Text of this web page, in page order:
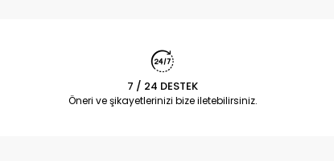
7 / 24 DESTEK
Öneri ve şikayetlerinizi bize iletebilirsiniz.